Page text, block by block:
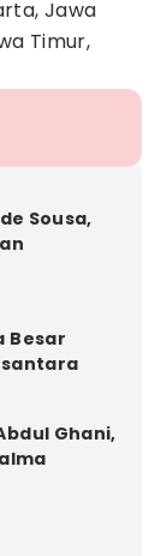
Jawa
Timur,
Sousa,
Besar
Ghani,